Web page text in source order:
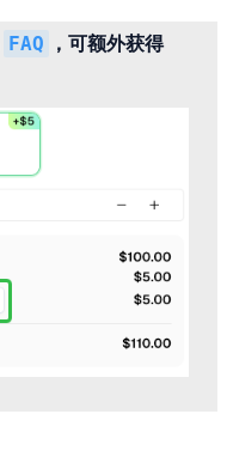
FAQ
，可额外获得